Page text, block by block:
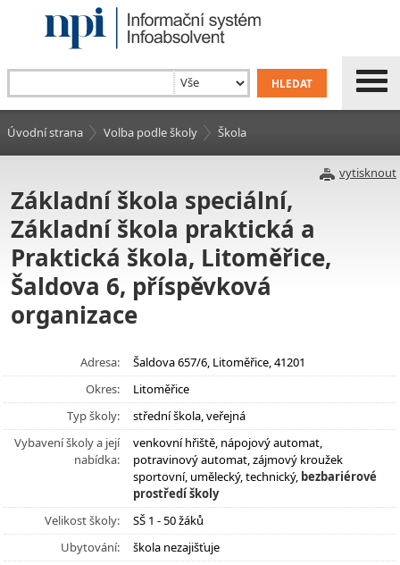
Úvodní strana Volba podle školy Škola
vytisknout
Základní škola speciální,
Základní škola praktická a
Praktická škola, Litoměřice,
Šaldova 6, příspěvková
organizace
Adresa:
Šaldova 657/6, Litoměřice, 41201
Okres:
Litoměřice
Typ školy:
střední škola, veřejná
Vybavení školy a její
nabídka:
venkovní hřiště, nápojový automat,
potravinový automat, zájmový kroužek
sportovní, umělecký, technický, bezbariérové
prostředí školy
Velikost školy:
SŠ 1 - 50 žáků
Ubytování:
škola nezajišťuje